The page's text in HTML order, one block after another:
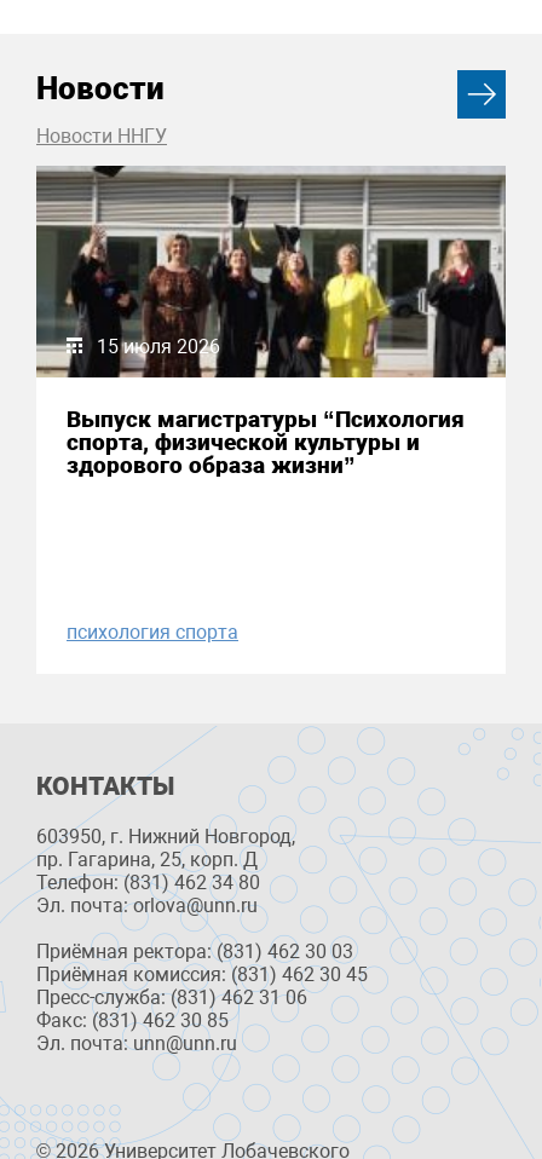
Новости
Новости ННГУ
15 июля 2026
Выпуск магистратуры “Психология
спорта, физической культуры и
здорового образа жизни”
психология спорта
КОНТАКТЫ
603950, г. Нижний Новгород,
пр. Гагарина, 25, корп. Д
Телефон: (831) 462 34 80
Эл. почта: orlova@unn.ru
Приёмная ректора: (831) 462 30 03
Приёмная комиссия: (831) 462 30 45
Пресс-служба: (831) 462 31 06
Факс: (831) 462 30 85
Эл. почта: unn@unn.ru
© 2026 Университет Лобачевского